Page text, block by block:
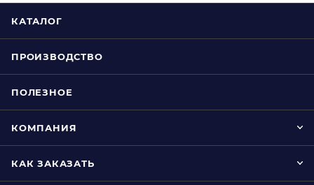
КАТАЛОГ
ПРОИЗВОДСТВО
ПОЛЕЗНОЕ
КОМПАНИЯ
КАК ЗАКАЗАТЬ